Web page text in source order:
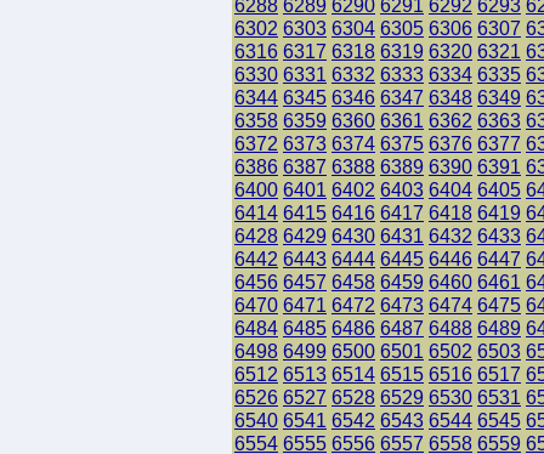
6288 6289 6290 6291 6292 6293
6302 6303 6304 6305 6306 6307
6316 6317 6318 6319 6320 6321
6330 6331 6332 6333 6334 6335
6344 6345 6346 6347 6348 6349
6358 6359 6360 6361 6362 6363
6372 6373 6374 6375 6376 6377
6386 6387 6388 6389 6390 6391
6400 6401 6402 6403 6404 6405
6414 6415 6416 6417 6418 6419
6428 6429 6430 6431 6432 6433
6442 6443 6444 6445 6446 6447
6456 6457 6458 6459 6460 6461
6470 6471 6472 6473 6474 6475
6484 6485 6486 6487 6488 6489
6498 6499 6500 6501 6502 6503
6512 6513 6514 6515 6516 6517
6526 6527 6528 6529 6530 6531
6540 6541 6542 6543 6544 6545
6554 6555 6556 6557 6558 6559